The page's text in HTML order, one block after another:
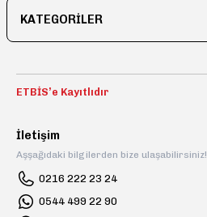
KATEGORİLER
ETBİS’e Kayıtlıdır
İletişim
Aşşağıdaki bilgilerden bize ulaşabilirsiniz!
0216 222 23 24
0544 499 22 90